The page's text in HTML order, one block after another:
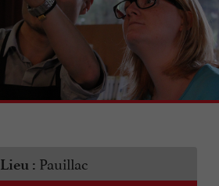
Lieu : Pauillac